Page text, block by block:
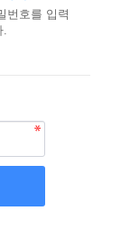
번호를 입력
.